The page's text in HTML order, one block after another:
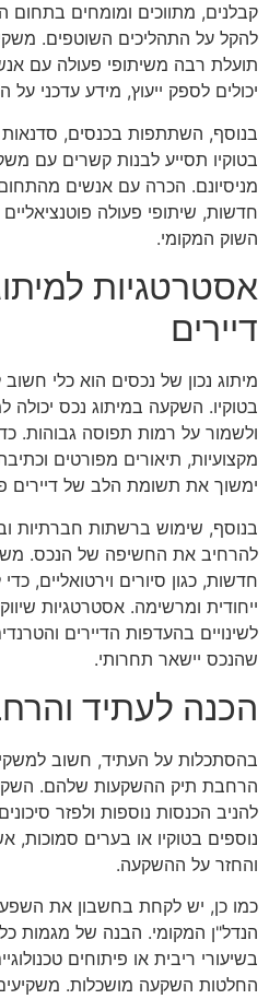
קבלנים, מתווכים ומומחים בתחום
להקל על התהליכים השוטפים.
תועלת רבה משיתופי פעולה עם
יכולים לספק ייעוץ, מידע עדכני על
בנוסף, השתתפות בכנסים, סדנאות
בטוקיו תסייע לבנות קשרים עם
מניסיונם. הכרה עם אנשים מהתחום
חדשות, שיתופי פעולה
השוק המקומי.
אסטרטגיות
דיירים
מיתוג נכון של נכסים הוא כלי
בטוקיו. השקעה במיתוג נכס יכולה
ולשמור על רמות תפוסה גבוהות.
מקצועיות, תיאורים מפורטים
ימשוך את תשומת הלב של דיירים
בנוסף, שימוש ברשתות חברתיות
להרחיב את החשיפה של הנכס.
חדשות, כגון סיורים וירטואליים,
ייחודית ומרשימה. אסטרטגיות
לשינויים בהעדפות הדיירים
שהנכס יישאר תחרותי.
הכנה לעתיד
בהסתכלות על העתיד, חשוב
הרחבת תיק ההשקעות שלהם.
להניב הכנסות נוספות ולפזר
נוספים בטוקיו או בערים סמוכות,
והחזר על ההשקעה.
כמו כן, יש לקחת בחשבון את
הנדל"ן המקומי. הבנה של מגמות
בשיעורי ריבית או פיתוחים
החלטות השקעה מושכלות.